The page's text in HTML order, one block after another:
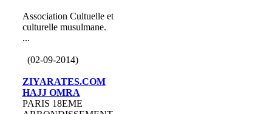
Association Cultuelle et
culturelle musulmane.
...
(02-09-2014)
ZIYARATES.COM
HAJJ OMRA
PARIS 18EME